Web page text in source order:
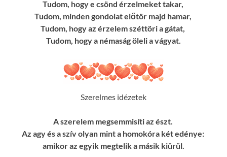
Tudom, hogy e csönd érzelmeket takar,
Tudom, minden gondolat előtör majd hamar,
Tudom, hogy az érzelem széttöri a gátat,
Tudom, hogy a némaság öleli a vágyat.
Szerelmes idézetek
A szerelem megsemmisíti az észt.
Az agy és a szív olyan mint a homokóra két edénye:
amikor az egyik megtelik a másik kiürül.